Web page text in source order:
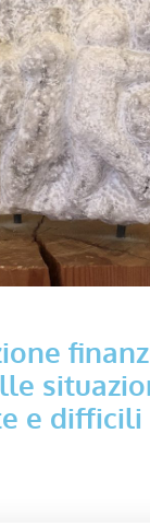
e difficili